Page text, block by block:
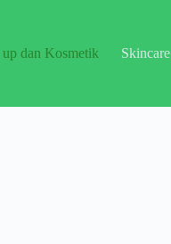
dan Kosmetik Skincare